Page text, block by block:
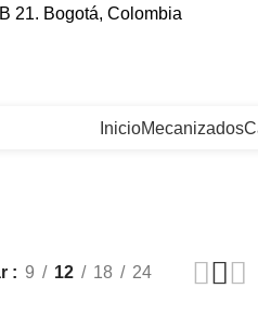
21. Bogotá, Colombia
InicioMecanizados
9 12 18 24